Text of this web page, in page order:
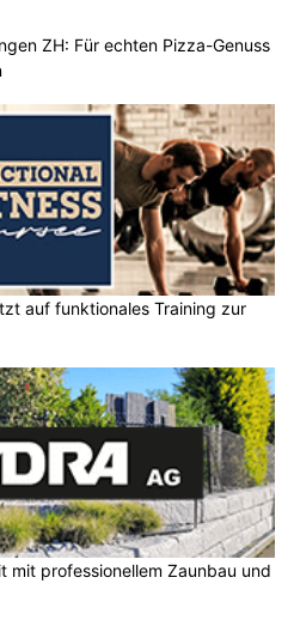
ZH: Für echten Pizza-Genuss
auf funktionales Training zur
mit professionellem Zaunbau und